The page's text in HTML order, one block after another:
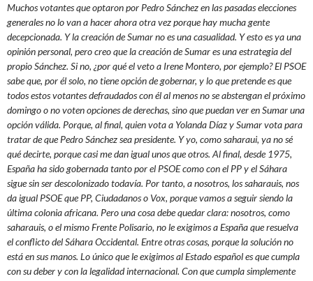
Muchos votantes que optaron por Pedro Sánchez en las pasadas elecciones
generales no lo van a hacer ahora otra vez porque hay mucha gente
decepcionada. Y la creación de Sumar no es una casualidad. Y esto es ya una
opinión personal, pero creo que la creación de Sumar es una estrategia del
propio Sánchez. Si no, ¿por qué el veto a Irene Montero, por ejemplo? El PSOE
sabe que, por él solo, no tiene opción de gobernar, y lo que pretende es que
todos estos votantes defraudados con él al menos no se abstengan el próximo
domingo o no voten opciones de derechas, sino que puedan ver en Sumar una
opción válida. Porque, al final, quien vota a Yolanda Díaz y Sumar vota para
tratar de que Pedro Sánchez sea presidente. Y yo, como saharaui, ya no sé
qué decirte, porque casi me dan igual unos que otros. Al final, desde 1975,
España ha sido gobernada tanto por el PSOE como con el PP y el Sáhara
sigue sin ser descolonizado todavía. Por tanto, a nosotros, los saharauis, nos
da igual PSOE que PP, Ciudadanos o Vox, porque vamos a seguir siendo la
última colonia africana. Pero una cosa debe quedar clara: nosotros, como
saharauis, o el mismo Frente Polisario, no le exigimos a España que resuelva
el conflicto del Sáhara Occidental. Entre otras cosas, porque la solución no
está en sus manos. Lo único que le exigimos al Estado español es que cumpla
con su deber y con la legalidad internacional. Con que cumpla simplemente